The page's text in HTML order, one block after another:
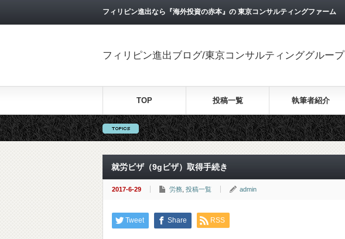
フィリピン進出なら『海外投資の赤本』の 東京コンサルティングファーム
フィリピン進出ブログ/東京コンサルティンググループ
TOP 投稿一覧 執筆者紹介
就労ビザ（9gビザ）取得手続き
2017-6-29 労務 投稿一覧 admin
Tweet Share RSS